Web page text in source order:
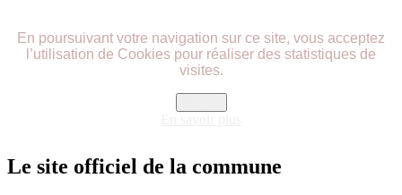
En poursuivant votre navigation sur ce site, vous acceptez
l’utilisation de Cookies pour réaliser des statistiques de
visites.
Le site officiel de la commune